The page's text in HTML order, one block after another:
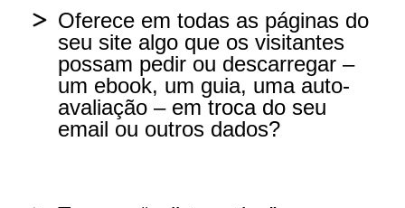
Não
Na maioria das páginas, mas não em
todas
Só numa ou outra página
Oferece em todas as páginas do
seu site algo que os visitantes
possam pedir ou descarregar –
um ebook, um guia, uma auto-
avaliação – em troca do seu
email ou outros dados?